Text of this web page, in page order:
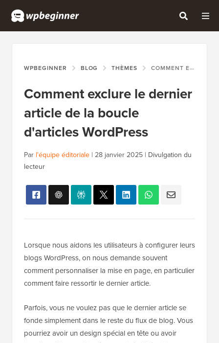
WPBEGINNER BLOG THÈMES COMMENT EXCLURE LE DERNIER ARTICLE DE LA BOUCLE D'ARTICLES WORDPRESS
Comment exclure le dernier
article de la boucle
d'articles WordPress
Par l'équipe éditoriale | 28 janvier 2025 | Divulgation du
lecteur
Lorsque nous aidons les utilisateurs à configurer leurs
blogs WordPress, on nous demande souvent
comment personnaliser la mise en page, en particulier
comment faire ressortir le dernier article.
Parfois, vous ne voulez pas que le dernier article se
fonde simplement dans le reste du flux de blog. Vous
pourriez avoir un design spécial en tête ou avoir